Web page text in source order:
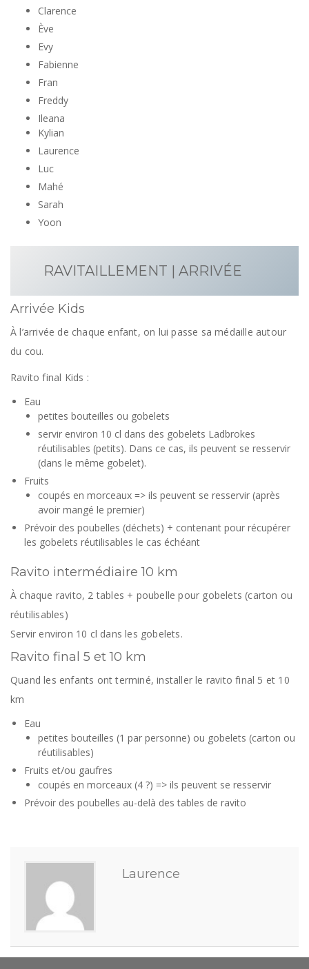
Clarence
Ève
Evy
Fabienne
Fran
Freddy
Ileana
Kylian
Laurence
Luc
Mahé
Sarah
Yoon
RAVITAILLEMENT | ARRIVÉE
Arrivée Kids
À l’arrivée de chaque enfant, on lui passe sa médaille autour
du cou.
Ravito final Kids :
Eau
petites bouteilles ou gobelets
servir environ 10 cl dans des gobelets Ladbrokes
réutilisables (petits). Dans ce cas, ils peuvent se resservir
(dans le même gobelet).
Fruits
coupés en morceaux => ils peuvent se resservir (après
avoir mangé le premier)
Prévoir des poubelles (déchets) + contenant pour récupérer
les gobelets réutilisables le cas échéant
Ravito intermédiaire 10 km
À chaque ravito, 2 tables + poubelle pour gobelets (carton ou
réutilisables)
Servir environ 10 cl dans les gobelets.
Ravito final 5 et 10 km
Quand les enfants ont terminé, installer le ravito final 5 et 10
km
Eau
petites bouteilles (1 par personne) ou gobelets (carton ou
réutilisables)
Fruits et/ou gaufres
coupés en morceaux (4 ?) => ils peuvent se resservir
Prévoir des poubelles au-delà des tables de ravito
Laurence